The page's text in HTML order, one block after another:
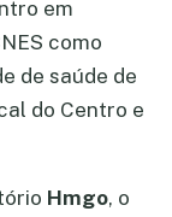
em
como
de saúde de
do Centro e
Hmgo, o